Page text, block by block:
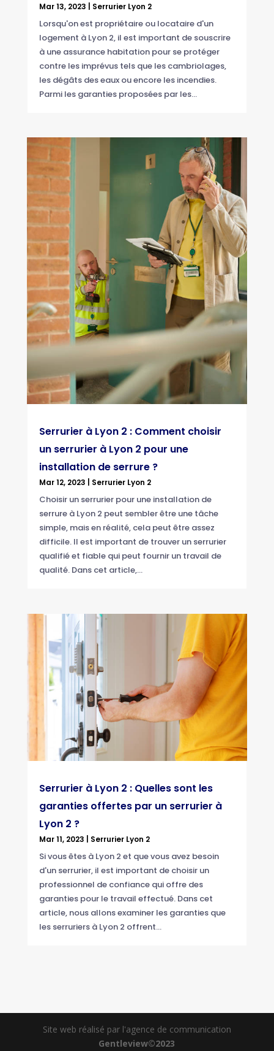
Mar 13, 2023 Serrurier Lyon 2
Lorsqu'on est propriétaire ou locataire d'un
logement à Lyon 2, il est important de souscrire
à une assurance habitation pour se protéger
contre les imprévus tels que les cambriolages,
les dégâts des eaux ou encore les incendies.
Parmi les garanties proposées par les...
Serrurier à Lyon 2 : Comment choisir
un serrurier à Lyon 2 pour une
installation de serrure ?
Mar 12, 2023 Serrurier Lyon 2
Choisir un serrurier pour une installation de
serrure à Lyon 2 peut sembler être une tâche
simple, mais en réalité, cela peut être assez
difficile. Il est important de trouver un serrurier
qualifié et fiable qui peut fournir un travail de
qualité. Dans cet article,...
Serrurier à Lyon 2 : Quelles sont les
garanties offertes par un serrurier à
Lyon 2 ?
Mar 11, 2023 Serrurier Lyon 2
Si vous êtes à Lyon 2 et que vous avez besoin
d'un serrurier, il est important de choisir un
professionnel de confiance qui offre des
garanties pour le travail effectué. Dans cet
article, nous allons examiner les garanties que
les serruriers à Lyon 2 offrent...
Site web réalisé par l'agence de communication
Gentleview©2023